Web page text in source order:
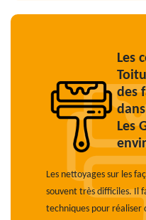
Les
des
Les
Les nettoyages sur les
souvent très difficiles. Il
techniques pour réaliser